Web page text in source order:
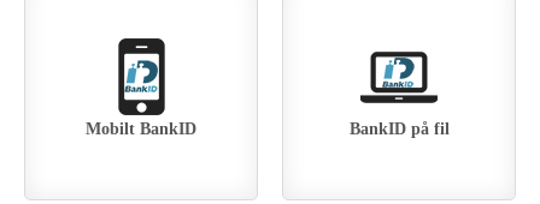
Mobilt BankID BankID på fil